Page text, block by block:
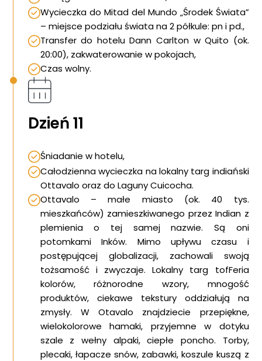
Wycieczka do Mitad del Mundo „Środek Świata”
– miejsce podziału świata na 2 półkule: pn i pd.,
Transfer do hotelu Dann Carlton w Quito (ok.
20:00), zakwaterowanie w pokojach,
Czas wolny.
Dzień 11
Śniadanie w hotelu,
Całodzienna wycieczka na lokalny targ indiański
Ottavalo oraz do Laguny Cuicocha.
Ottavalo – małe miasto (ok. 40 tys.
mieszkańców) zamieszkiwanego przez Indian z
plemienia o tej samej nazwie. Są oni
potomkami Inków. Mimo upływu czasu i
postępującej globalizacji, zachowali swoją
tożsamość i zwyczaje. Lokalny targ tofFeria
kolorów, różnorodne wzory, mnogość
produktów, ciekawe tekstury oddziałują na
zmysły. W Otavalo znajdziecie przepiękne,
wielokolorowe hamaki, przyjemne w dotyku
szale z wełny alpaki, ciepłe poncho. Torby,
plecaki, łapacze snów, zabawki, koszule kuszą z